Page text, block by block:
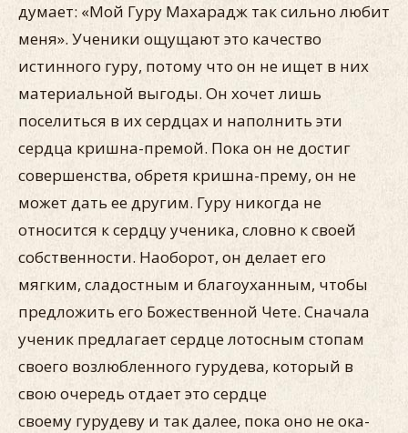
ду­мает: «Мой Гуру Махарадж так сильно любит
меня». Ученики ощущают это качество
истинного гуру, потому что он не ищет в них
материальной выгоды. Он хочет лишь
поселиться в их сердцах и наполнить эти
сердца кришна-премой. Пока он не достиг
совершенства, обретя кришна-прему, он не
может дать ее другим. Гуру никогда не
относится к сердцу ученика, слов­но к своей
собственности. Наоборот, он делает его
мягким, сладостным и благоуханным, чтобы
предложить его Божест­венной Чете. Сначала
ученик предлагает сердце лотосным сто­пам
своего возлюбленного гурудева, который в
свою очередь отдает это сердце
своему гурудеву и так далее, пока оно не ока­